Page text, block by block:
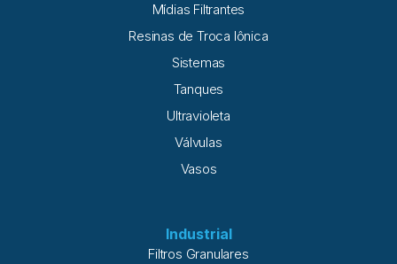
Mídias Filtrantes
Resinas de Troca Iônica
Sistemas
Tanques
Ultravioleta
Válvulas
Vasos
Industrial
Filtros Granulares